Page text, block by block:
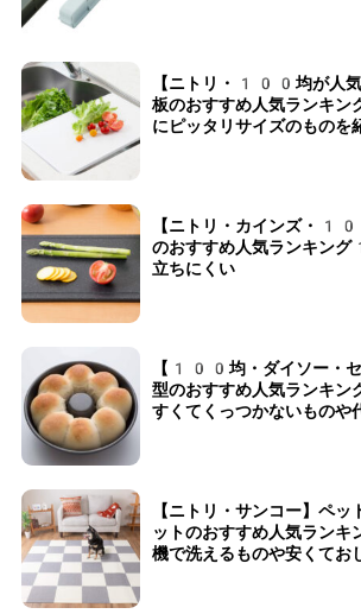
【ニトリ・100均が人気
板のおすすめ人気ランキ
にピッタリサイズのものを
【ニトリ・カインズ・
のおすすめ人気ランキン
立ちにくい
【100均・ダイソー・セ
型のおすすめ人気ランキ
すくてくっつかないものや
【ニトリ・サンコー】ペ
ットのおすすめ人気ラン
機で洗えるものや安くてお